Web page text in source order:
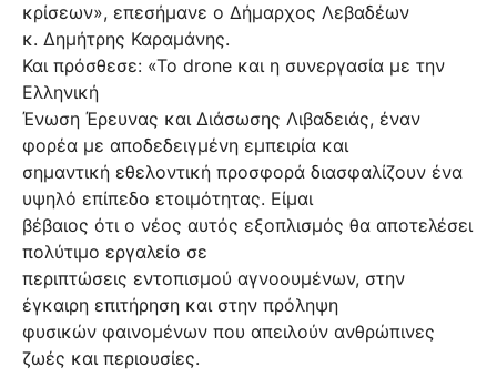
κρίσεων», επεσήμανε ο Δήμαρχος Λεβαδέων
κ. Δημήτρης Καραμάνης.
Και πρόσθεσε: «Το drone και η συνεργασία με την
Ελληνική
Ένωση Έρευνας και Διάσωσης Λιβαδειάς, έναν
φορέα με αποδεδειγμένη εμπειρία και
σημαντική εθελοντική προσφορά διασφαλίζουν ένα
υψηλό επίπεδο ετοιμότητας. Είμαι
βέβαιος ότι ο νέος αυτός εξοπλισμός θα αποτελέσει
πολύτιμο εργαλείο σε
περιπτώσεις εντοπισμού αγνοουμένων, στην
έγκαιρη επιτήρηση και στην πρόληψη
φυσικών φαινομένων που απειλούν ανθρώπινες
ζωές και περιουσίες.